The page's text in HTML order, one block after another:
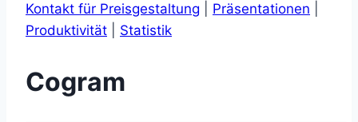
Kontakt für Preisgestaltung
Präsentationen
Produktivität
Statistik
Cogram